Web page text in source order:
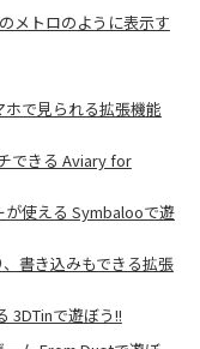
メトロのように表示す
で見られる拡張機能
できる Aviary for
使える Symbalooで遊
書き込みもできる拡張
3DTinで遊ぼう!!